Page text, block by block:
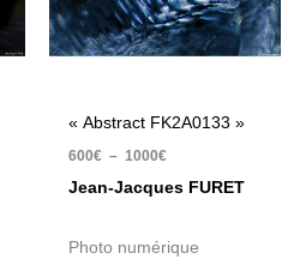
« Abstract FK2A0133 »
600€ – 1000€
Jean-Jacques FURET
Photo numérique